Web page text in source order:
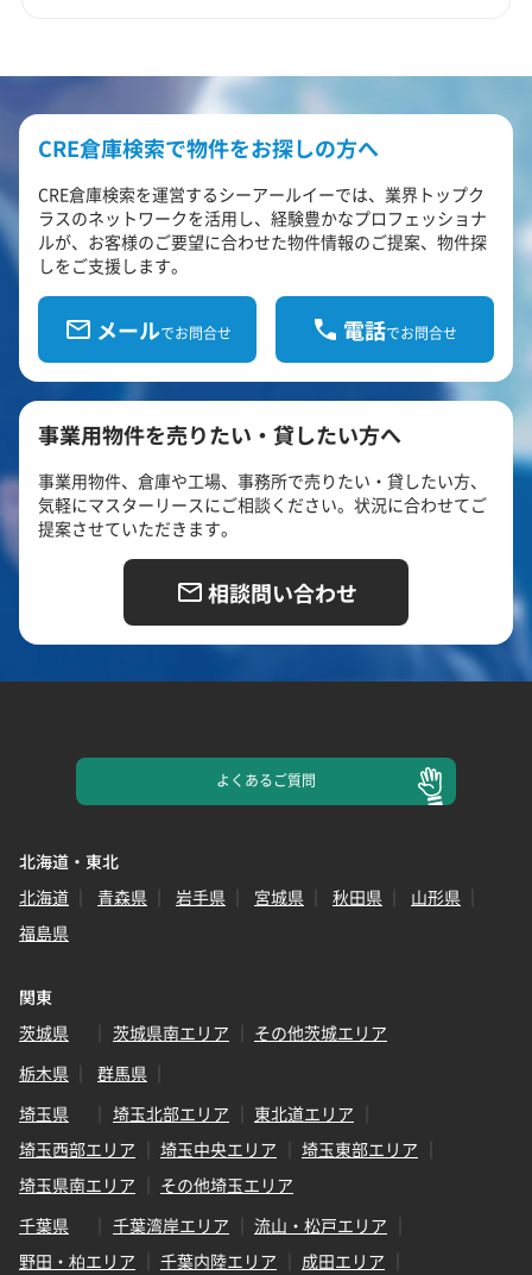
CRE倉庫検索で物件をお探しの方へ
CRE倉庫検索を運営するシーアールイーでは、業界トップク
ラスのネットワークを活用し、経験豊かなプロフェッショナ
ルが、お客様のご要望に合わせた物件情報のご提案、物件探
しをご支援します。
メールでお問合せ 電話でお問合せ
事業用物件を売りたい・貸したい方へ
事業用物件、倉庫や工場、事務所で売りたい・貸したい方、
気軽にマスターリースにご相談ください。状況に合わせてご
提案させていただきます。
相談問い合わせ
よくあるご質問
北海道・東北
北海道
青森県 岩手県 宮城県 秋田県
山形県
福島県
関東
茨城県
茨城県南エリア
その他茨城エリア
栃木県
群馬県
埼玉県
埼玉北部エリア
東北道エリア
埼玉西部エリア
埼玉中央エリア
埼玉東部エリア
埼玉県南エリア
その他埼玉エリア
千葉県
千葉湾岸エリア
流山・松戸エリア
野田・柏エリア
千葉内陸エリア
成田エリア